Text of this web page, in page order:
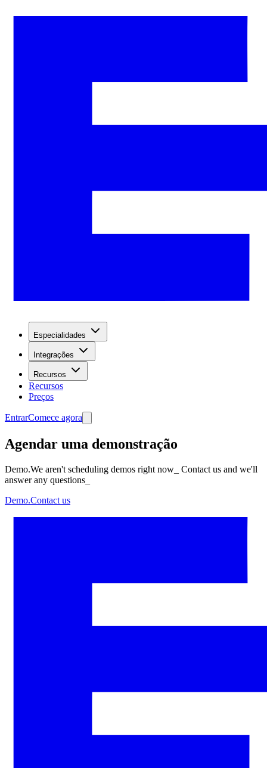
Especialidades
Integrações
Recursos
Recursos
Preços
EntrarComece agora
Agendar uma demonstração
Demo.We aren't scheduling demos right now_ Contact us and we'll
answer any questions_
Demo.Contact us